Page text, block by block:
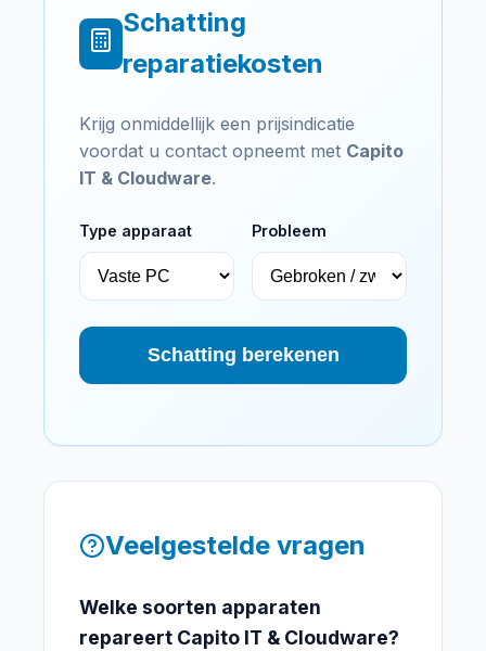
Schatting
reparatiekosten
Krijg onmiddellijk een prijsindicatie
voordat u contact opneemt met Capito
IT & Cloudware.
Type apparaat Probleem
Schatting berekenen
Veelgestelde vragen
Welke soorten apparaten
repareert Capito IT & Cloudware?